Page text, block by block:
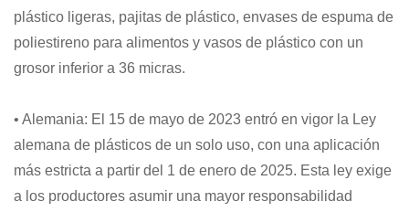
plástico ligeras, pajitas de plástico, envases de espuma de
poliestireno para alimentos y vasos de plástico con un
grosor inferior a 36 micras.
• Alemania: El 15 de mayo de 2023 entró en vigor la Ley
alemana de plásticos de un solo uso, con una aplicación
más estricta a partir del 1 de enero de 2025. Esta ley exige
a los productores asumir una mayor responsabilidad